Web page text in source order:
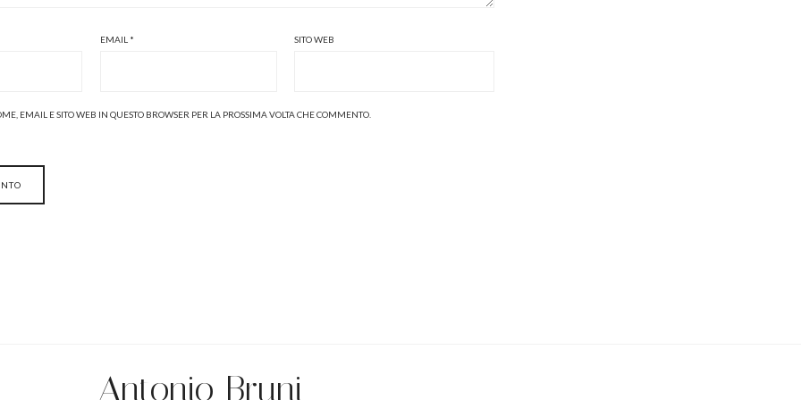
EMAIL * SITO WEB
EMAIL E SITO WEB IN QUESTO BROWSER PER LA PROSSIMA VOLTA CHE COMMENTO.
Antonio Bruni